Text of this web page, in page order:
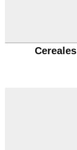
Cereales